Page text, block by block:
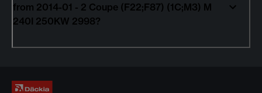
from 2014-01 - 2 Coupe (F22;F87) (1C;M3) M
240I 250KW 2998?